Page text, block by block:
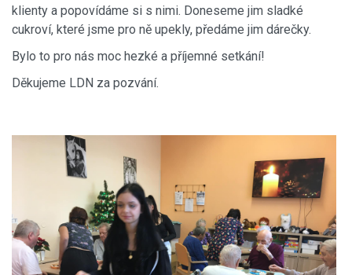
klienty a popovídáme si s nimi. Doneseme jim sladké
cukroví, které jsme pro ně upekly, předáme jim dárečky.
Bylo to pro nás moc hezké a příjemné setkání!
Děkujeme LDN za pozvání.